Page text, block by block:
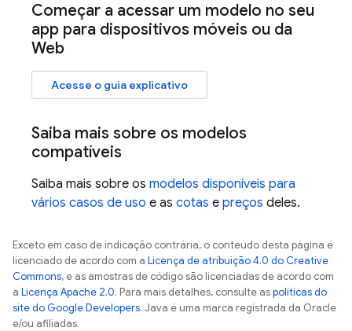
Começar a acessar um modelo no seu
app para dispositivos móveis ou da
Web
Acesse o guia explicativo
Saiba mais sobre os modelos
compatíveis
Saiba mais sobre os modelos disponíveis para
vários casos de uso e as cotas e preços deles.
Exceto em caso de indicação contrária, o conteúdo desta página é
licenciado de acordo com a Licença de atribuição 4.0 do Creative
Commons, e as amostras de código são licenciadas de acordo com
a Licença Apache 2.0. Para mais detalhes, consulte aspolíticas do
site do Google Developers. Java é uma marca registrada da Oracle
e/ou afiliadas.